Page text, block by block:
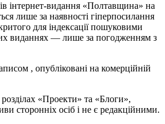
інтернет-видання «Полтавщина» на
лише за наявності гіперпосилання
для індексації пошуковими
виданнях — лише за погодженням з
, опубліковані на комерційній
«Проекти» та «Блоги»,
сторонніх осіб і не є редакційними.